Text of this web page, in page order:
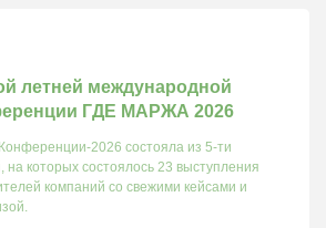
летней международной
ГДЕ МАРЖА 2026
2026 состояла из 5-ти
на которых состоялось 23 выступления
компаний со свежими кейсами и